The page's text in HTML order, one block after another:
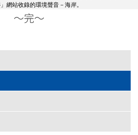
網站收錄的環境聲音－海岸。
～完～